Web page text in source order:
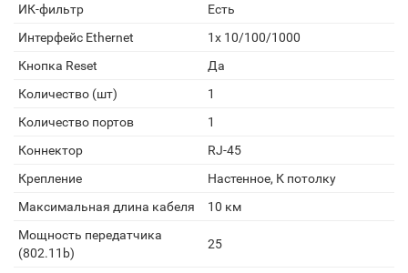
ИК-фильтр
Есть
Интерфейс Ethernet
1x 10/100/1000
Кнопка Reset
Да
Количество (шт)
1
Количество портов
1
Коннектор
RJ-45
Крепление
Настенное, К потолку
Максимальная длина кабеля
10 км
Мощность передатчика
(802.11b)
25